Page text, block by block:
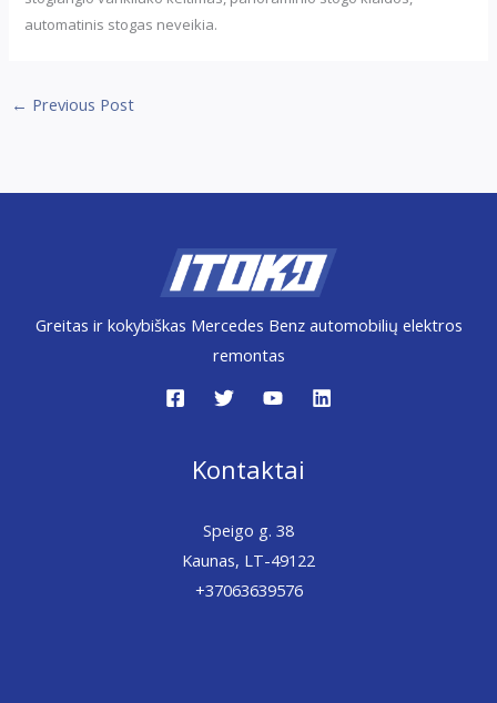
automatinis stogas neveikia.
← Previous Post
Greitas ir kokybiškas Mercedes Benz automobilių elektros
remontas
Kontaktai
Speigo g. 38
Kaunas, LT-49122
+37063639576